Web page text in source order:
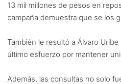
13 mil millones de pesos en
campaña demuestra que se los
También le resultó a Álvaro
último esfuerzo por mantener
Además, las consultas no solo